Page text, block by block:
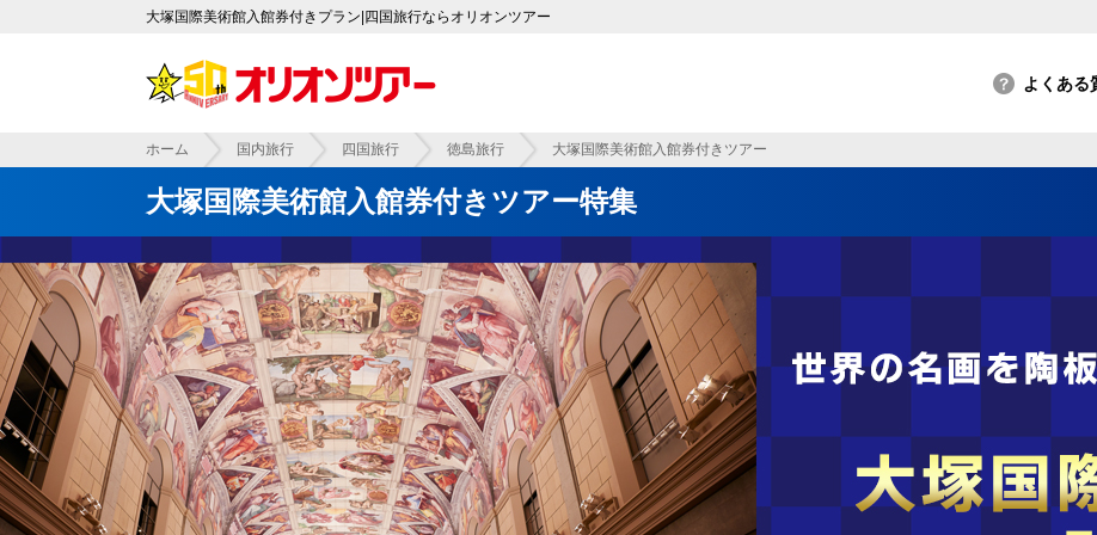
大塚国際美術館入館券付きプラン|四国旅行ならオリオンツアー
ホーム 国内旅行 四国旅行 徳島旅行 大塚国際美術館入館券付きツアー
大塚国際美術館入館券付きツアー特集